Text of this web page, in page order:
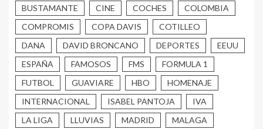
BUSTAMANTE
CINE COCHES
COLOMBIA
COMPROMIS
COPA DAVIS
COTILLEO
DANA
DAVID BRONCANO DEPORTES
EEUU
ESPAÑA
FAMOSOS FMS
FORMULA 1
FUTBOL
GUAVIARE HBO
HOMENAJE
INTERNACIONAL
ISABEL PANTOJA
IVA
LA LIGA
LLUVIAS MADRID
MALAGA